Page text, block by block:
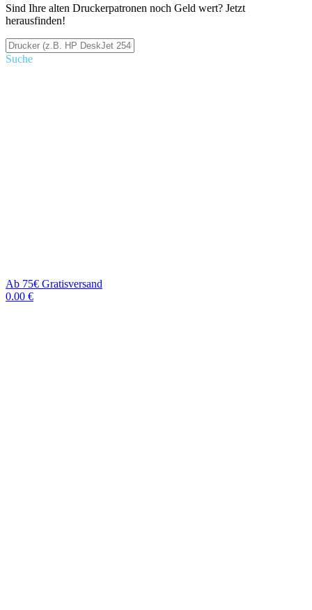
Sind Ihre alten Druckerpatronen noch Geld wert? Jetzt
herausfinden!
Suche
Ab 75€ Gratisversand
0.00 €